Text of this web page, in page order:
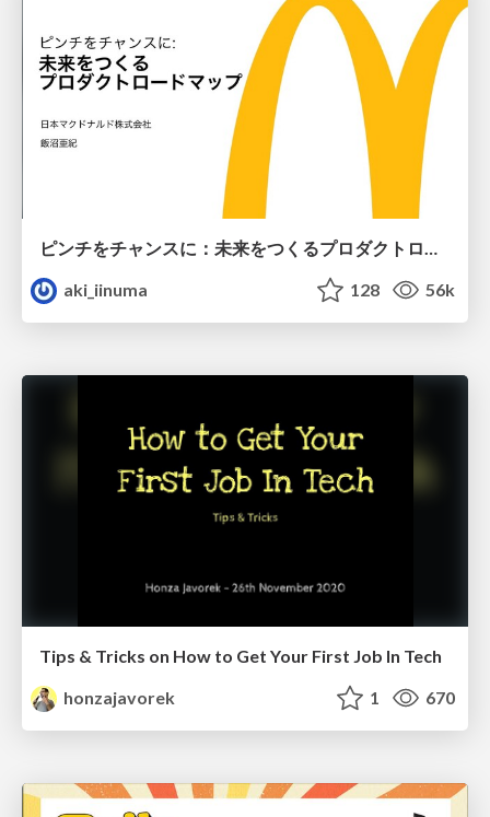
ピンチをチャンスに：未来をつくるプロダクトロードマップ #pmconf2020
aki_iinuma
128 56k
Tips & Tricks on How to Get Your First Job In Tech
honzajavorek
1 670